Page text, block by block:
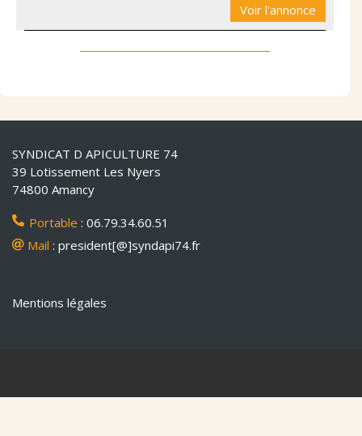
Voir l'annonce
SYNDICAT D APICULTURE 74
39 Lotissement Les Nyers
74800 Amancy
Portable : 06.79.34.60.51
Mail : president[@]syndapi74.fr
Mentions légales